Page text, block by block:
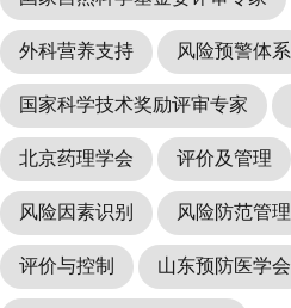
外科营养支持 风险预警体系
国家科学技术奖励评审专家
北京药理学会 评价及管理
风险因素识别 风险防范管理
评价与控制 山东预防医学会